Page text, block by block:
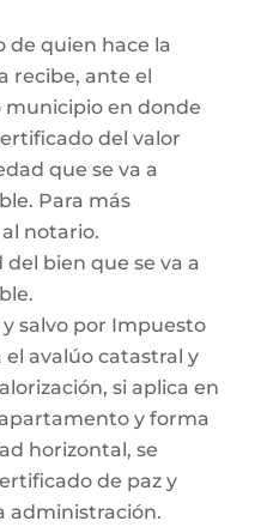
de quien hace la
recibe, ante el
municipio en donde
del valor
que se va a
Para más
notario.
bien que se va a
salvo por Impuesto
avalúo catastral y
si aplica en
y forma
horizontal, se
de paz y
administración.